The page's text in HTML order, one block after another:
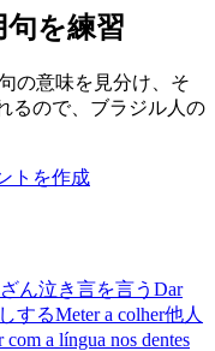
を練習
の意味を見分け、そ
るので、ブラジル人の
トを作成
ん泣き言を言う Dar
するMeter a colher他人
com a língua nos dentes